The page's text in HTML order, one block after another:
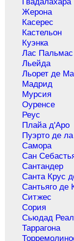
Жерона
Касерес
Кастельон
Куэнка
Лас Пальмас
Льейда
Льорет де
Мадрид
Мурсия
Оуренсе
Реус
Плайа д'Аро
Пуэрто де
Самора
Сан
Сантандер
Санта Крус
Сантьяго де
Ситжес
Сория
Сьюдад
Таррагона